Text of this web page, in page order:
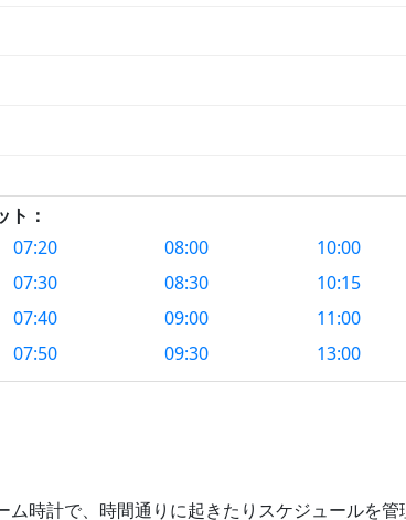
ト：
07:20
07:30
07:40
07:50
08:00
08:30
09:00
09:30
10:00
10:15
11:00
13:00
ム時計で、時間通りに起きたりスケジュールを